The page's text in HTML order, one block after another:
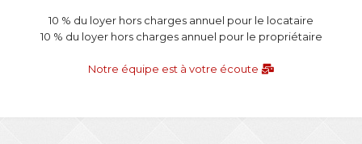
10 % du loyer hors charges annuel pour le locataire
10 % du loyer hors charges annuel pour le propriétaire
Notre équipe est à votre écoute